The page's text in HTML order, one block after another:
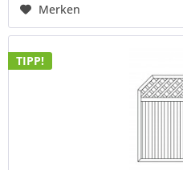
Merken
TIPP!